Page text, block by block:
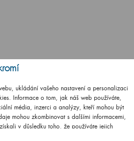
ukládání vašeho nastavení a personalizaci
Informace o tom, jak náš web používáte,
média, inzerci a analýzy, kteří mohou být
mohou zkombinovat s dalšími informacemi,
v důsledku toho, že používáte jejich